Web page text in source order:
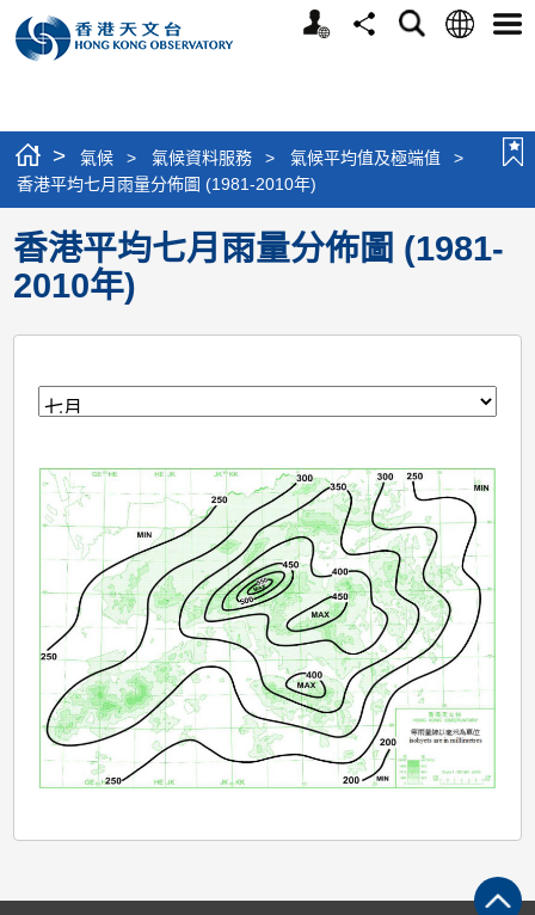
個
分
搜
語
選
> 氣候 > 氣候資料服務 > 氣候平均值及極端值
>
香港平均七月雨量分佈圖 (1981-2010年)
香港平均七月雨量分佈圖 (1981-
2010年)
月